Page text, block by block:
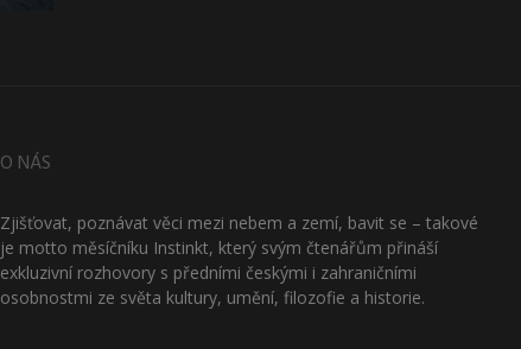
O NÁS
Zjišťovat, poznávat věci mezi nebem a zemí, bavit se – takové
je motto měsíčníku Instinkt, který svým čtenářům přináší
exkluzivní rozhovory s předními českými i zahraničními
osobnostmi ze světa kultury, umění, filozofie a historie.